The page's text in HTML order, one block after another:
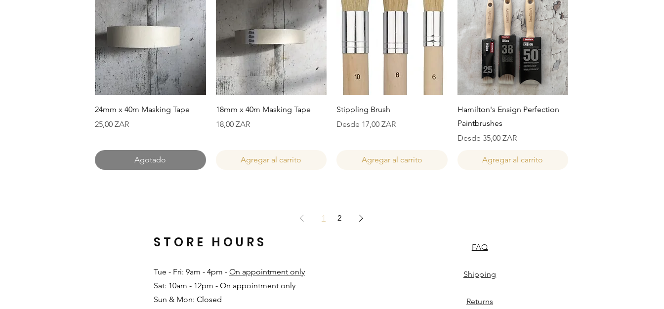
Vista rápida
24mm x 40m Masking Tape
Precio
25,00 ZAR
Agotado
Vista rápida
18mm x 40m Masking Tape
Precio
18,00 ZAR
Agregar al carrito
Vista rápida
Stippling Brush
Desde 17,00 ZAR
Precio de oferta
Agregar al carrito
Vista rápida
Hamilton's Ensign Perfection
Paintbrushes
Desde 35,00 ZAR
Precio de oferta
Agregar al carrito
1 2
Tue - Fri: 9am - 4pm - On appointment only
Sat: 10am - 12pm - On appointment only
Sun & Mon: Closed​
STORE HOURS FAQ
Shipping
Returns